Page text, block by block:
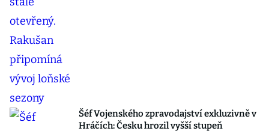
Šéf Vojenského zpravodajství exkluzivně v
Hráčích: Česku hrozil vyšší stupeň